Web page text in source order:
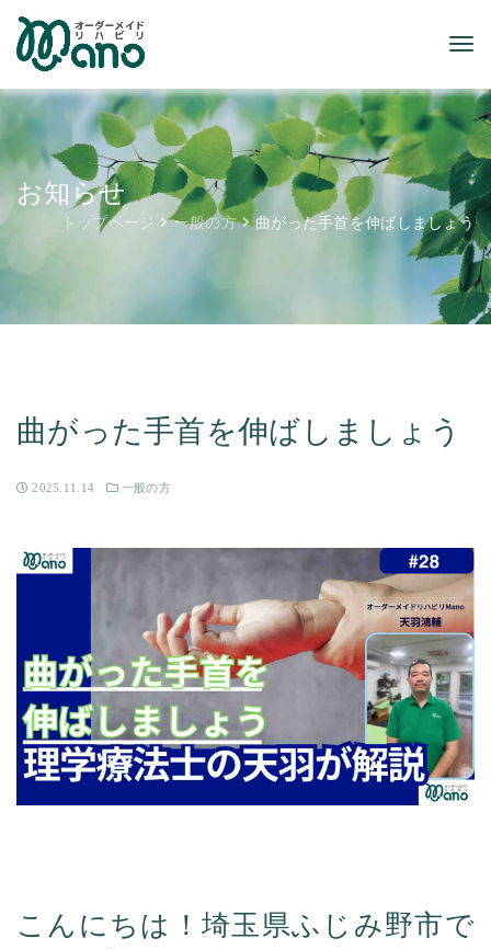
お知らせ
トップページ 一般の方 曲がった手首を伸ばしましょう
曲がった手首を伸ばしましょう
2025.11.14 一般の方
こんにちは！埼玉県ふじみ野市で